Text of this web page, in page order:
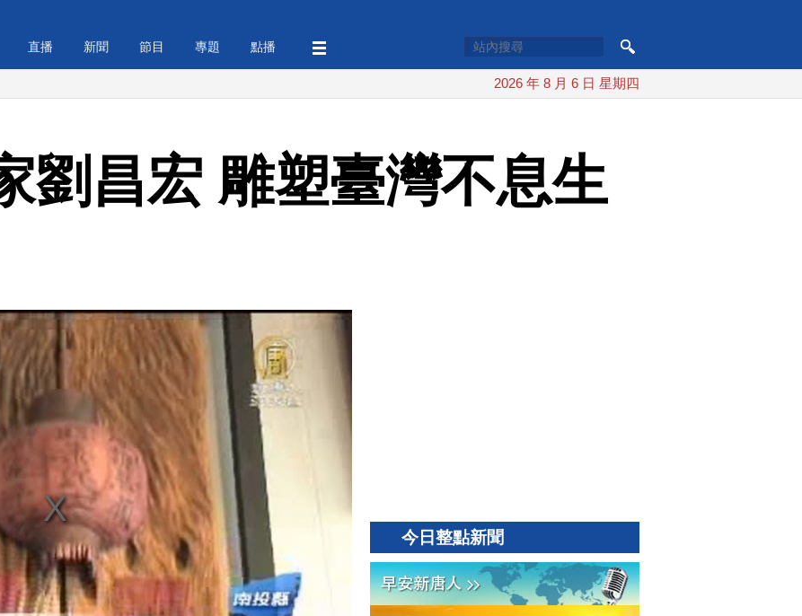
直播 新聞 節目 專題 點播
2026 年 8 月 6 日 星期四
劉昌宏 雕塑臺灣不息生
今日整點新聞